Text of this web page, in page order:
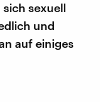
sich sexuell
und
auf einiges